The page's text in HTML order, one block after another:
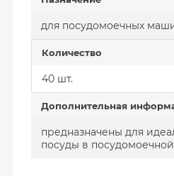
для посудомоечных
Количество
40 шт.
Дополнительная
предназначены для
посуды в